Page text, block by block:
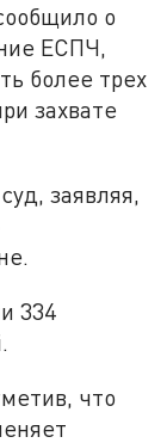
о
ЕСПЧ,
более трех
захвате
заявляя,
334
что